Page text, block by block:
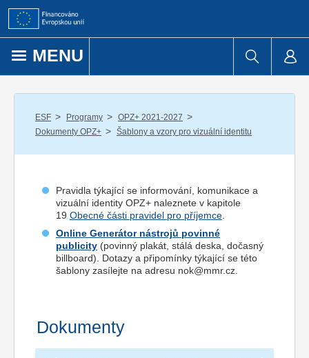
Přejít k obsahu
MENU
ESF / Programy / OPZ+ 2021-2027 /
Dokumenty OPZ+ / Šablony a vzory pro vizuální identitu
Pravidla týkající se informování, komunikace a
vizuální identity OPZ+ naleznete v kapitole
19 Obecné části pravidel pro příjemce
Online Generátor nástrojů povinné
publicity (povinný plakát, stálá deska, dočasný
billboard). Dotazy a připomínky týkající se této
šablony zasílejte na adresu nok@mmr.cz.
Dokumenty